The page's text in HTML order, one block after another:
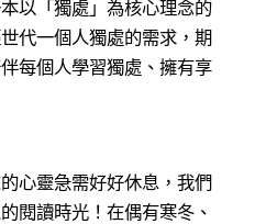
以「獨處」為核心理念的
代一個人獨處的需求，期
每個人學習獨處、擁有享
心靈急需好好休息，我們
閱讀時光！在偶有寒冬、